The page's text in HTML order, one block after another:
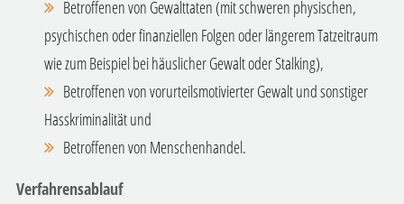
Betroffenen von Gewalttaten (mit schweren physischen,
psychischen oder finanziellen Folgen oder längerem Tatzeitraum
wie zum Beispiel bei häuslicher Gewalt oder Stalking),
Betroffenen von vorurteilsmotivierter Gewalt und sonstiger
Hasskriminalität und
Betroffenen von Menschenhandel.
Verfahrensablauf